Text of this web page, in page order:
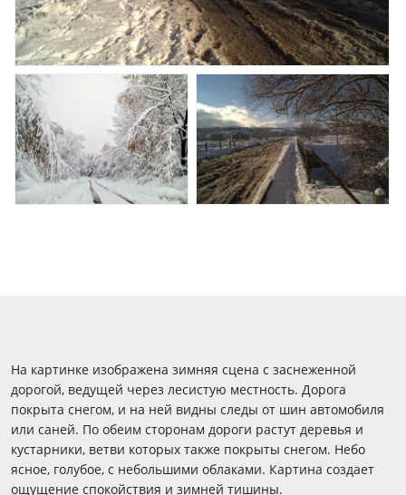
На картинке изображена зимняя сцена с заснеженной
дорогой, ведущей через лесистую местность. Дорога
покрыта снегом, и на ней видны следы от шин автомобиля
или саней. По обеим сторонам дороги растут деревья и
кустарники, ветви которых также покрыты снегом. Небо
ясное, голубое, с небольшими облаками. Картина создает
ощущение спокойствия и зимней тишины.